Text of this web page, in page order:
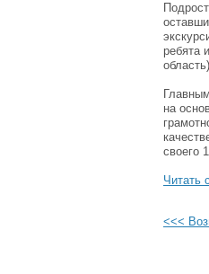
ребята
на
своего
Читать
<<<